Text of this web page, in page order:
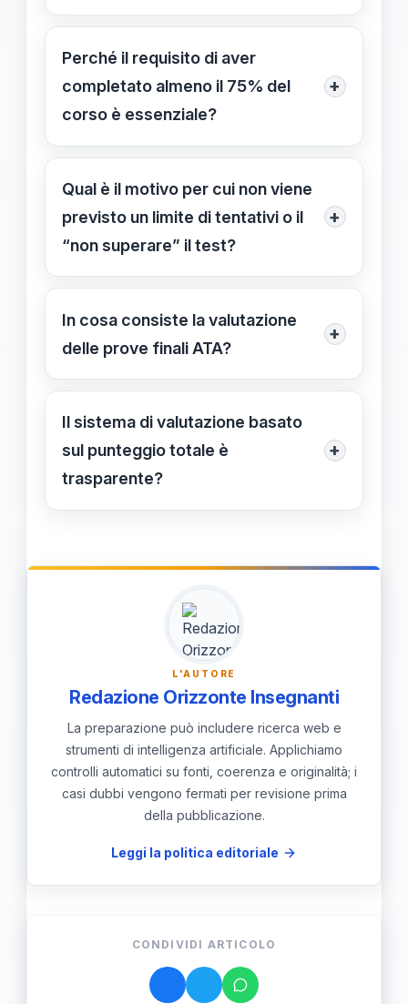
Perché rappresenta l’unico elemento
che determina la posizione definitiva
in graduatoria, valorizzando il
percorso formativo e le competenze
Perché il requisito di aver
completato almeno il 75% del
corso è essenziale?
+
Garantisce che i candidati abbiano
acquisito una preparazione sufficiente
prima di essere valutati per
l’attribuzione delle posizioni
Qual è il motivo per cui non viene
previsto un limite di tentativi o il
“non superare” il test?
+
Per favorire una valutazione unica e
oggettiva, premiando il percorso
formativo e le competenze, senza
soglie rigide.
In cosa consiste la valutazione
delle prove finali ATA?
+
Consiste nel riscontro oggettivo delle
competenze attraverso risposte
multiple, senza penalizzazioni per
risposte errate o omesse, e con un
Il sistema di valutazione basato
sul punteggio totale è
trasparente?
+
Sì, perché permette di valutare l’intero
superamento, rendendo la procedura
obiettiva e meritocratica.
L'AUTORE
Redazione Orizzonte Insegnanti
La preparazione può includere ricerca web e
strumenti di intelligenza artificiale. Applichiamo
controlli automatici su fonti, coerenza e originalità; i
casi dubbi vengono fermati per revisione prima
della pubblicazione.
Leggi la politica editoriale
CONDIVIDI ARTICOLO